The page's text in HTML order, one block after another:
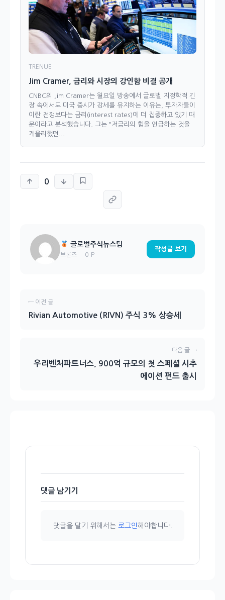
TRENUE
Jim Cramer, 금리와 시장의 강인함 비결 공개
CNBC의 Jim Cramer는 월요일 방송에서 글로벌 지정학적 긴
장 속에서도 미국 증시가 강세를 유지하는 이유는, 투자자들이
이란 전쟁보다는 금리(interest rates)에 더 집중하고 있기 때
문이라고 분석했습니다. 그는 "저금리의 힘을 언급하는 것을
게을리했던...
0
글로벌주식뉴스팀
브론즈 0 P
작성글 보기
← 이전 글
Rivian Automotive (RIVN) 주식 3% 상승세
다음 글 →
우리벤처파트너스, 900억 규모의 첫 스페셜 시추
에이션 펀드 출시
댓글 남기기
댓글을 달기 위해서는 로그인해야합니다.